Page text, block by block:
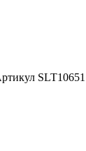
SLT10651